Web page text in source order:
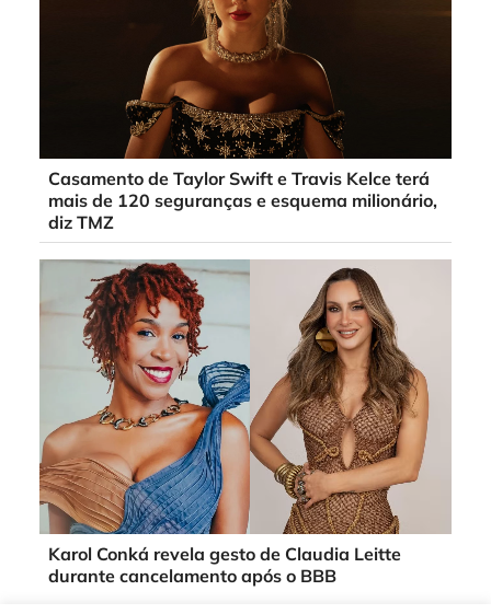
Casamento de Taylor Swift e Travis Kelce terá
mais de 120 seguranças e esquema milionário,
diz TMZ
Karol Conká revela gesto de Claudia Leitte
durante cancelamento após o BBB